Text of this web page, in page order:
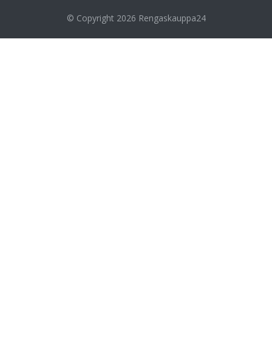
© Copyright 2026 Rengaskauppa24